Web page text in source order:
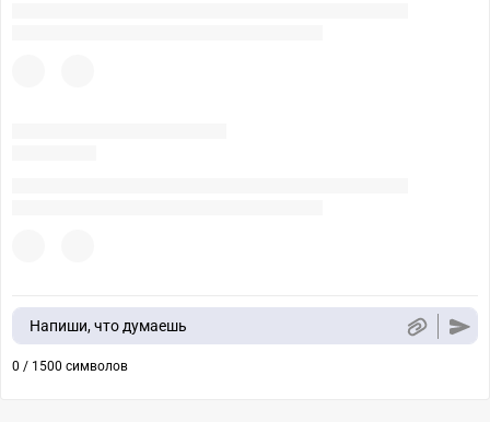
Напиши, что думаешь
0 / 1500 символов